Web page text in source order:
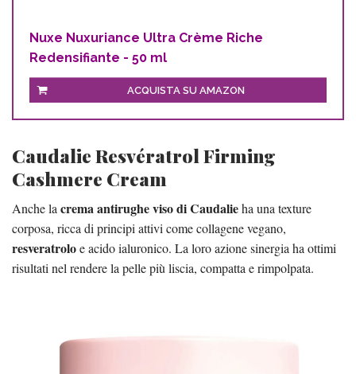
Nuxe Nuxuriance Ultra Crème Riche
Redensifiante - 50 ml
ACQUISTA SU AMAZON
Caudalie Resvératrol Firming
Cashmere Cream
Anche lacrema antirughe viso di Caudalieha una texture
corposa, ricca di principi attivi come collagene vegano,
resveratroloe acido ialuronico. La loro azione sinergia ha ottimi
risultati nel rendere la pelle più liscia, compatta e rimpolpata.